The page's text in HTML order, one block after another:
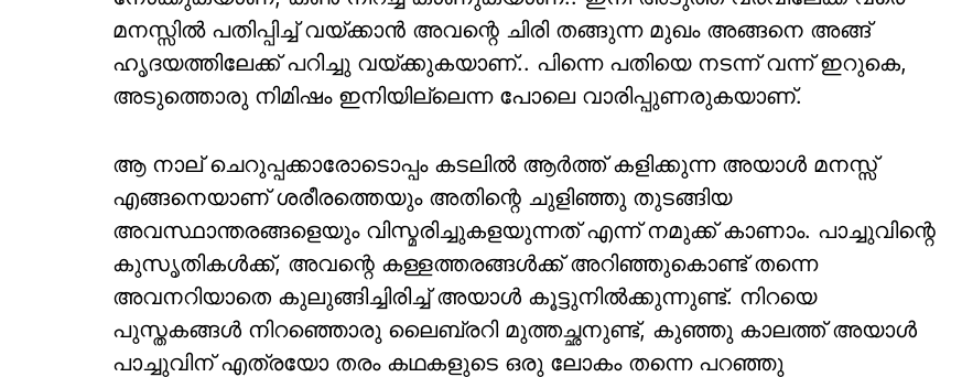
മനസ്സിൽ പതിപ്പിച്ച് വയ്ക്കാൻ അവന്റെ ചിരി തങ്ങുന്ന മുഖം അങ്ങനെ അങ്ങ്
ഹൃദയത്തിലേക്ക് പറിച്ചു വയ്ക്കുകയാണ്.. പിന്നെ പതിയെ നടന്ന് വന്ന് ഇറുകെ,
അടുത്തൊരു നിമിഷം ഇനിയില്ലെന്ന പോലെ വാരിപ്പുണരുകയാണ്.
ആ നാല് ചെറുപ്പക്കാരോടൊപ്പം കടലിൽ ആർത്ത് കളിക്കുന്ന അയാൾ മനസ്സ്
എങ്ങനെയാണ് ശരീരത്തെയും അതിന്റെ ചുളിഞ്ഞു തുടങ്ങിയ
അവസ്ഥാന്തരങ്ങളെയും വിസ്മരിച്ചുകളയുന്നത് എന്ന് നമുക്ക് കാണാം. പാച്ചുവിന്റെ
കുസൃതികൾക്ക്, അവന്റെ കള്ളത്തരങ്ങൾക്ക് അറിഞ്ഞുകൊണ്ട് തന്നെ
അവനറിയാതെ കുലുങ്ങിച്ചിരിച്ച് അയാൾ കൂട്ടുനിൽക്കുന്നുണ്ട്. നിറയെ
പുസ്തകങ്ങൾ നിറഞ്ഞൊരു ലെെബ്രറി മുത്തച്ഛനുണ്ട്, കു‍ഞ്ഞു കാലത്ത് അയാൾ
പാച്ചുവിന് എത്രയോ തരം കഥകളുടെ ഒരു ലോകം തന്നെ പറഞ്ഞു